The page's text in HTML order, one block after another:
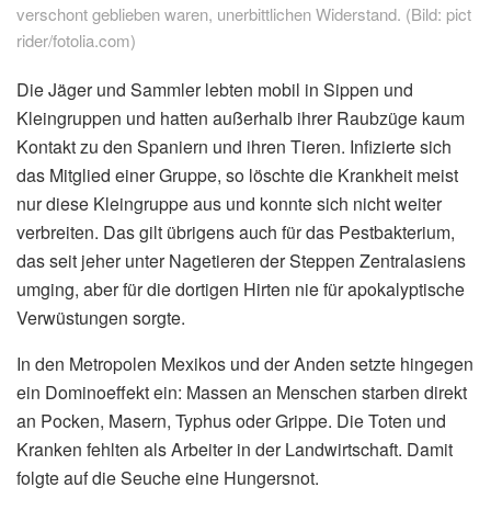
verschont geblieben waren, unerbittlichen Widerstand. (Bild: pict
rider/fotolia.com)
Die Jäger und Sammler lebten mobil in Sippen und
Kleingruppen und hatten außerhalb ihrer Raubzüge kaum
Kontakt zu den Spaniern und ihren Tieren. Infizierte sich
das Mitglied einer Gruppe, so löschte die Krankheit meist
nur diese Kleingruppe aus und konnte sich nicht weiter
verbreiten. Das gilt übrigens auch für das Pestbakterium,
das seit jeher unter Nagetieren der Steppen Zentralasiens
umging, aber für die dortigen Hirten nie für apokalyptische
Verwüstungen sorgte.
In den Metropolen Mexikos und der Anden setzte hingegen
ein Dominoeffekt ein: Massen an Menschen starben direkt
an Pocken, Masern, Typhus oder Grippe. Die Toten und
Kranken fehlten als Arbeiter in der Landwirtschaft. Damit
folgte auf die Seuche eine Hungersnot.